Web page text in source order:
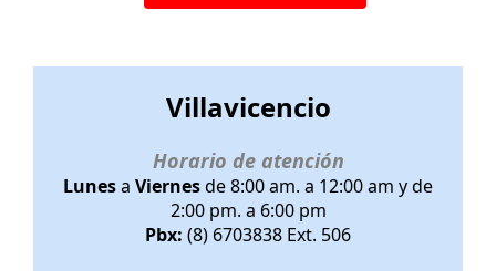
Villavicencio
Horario de atención
Lunesa Viernesde 8:00 am. a 12:00 am y de
2:00 pm. a 6:00 pm
Pbx: (8) 6703838 Ext. 506